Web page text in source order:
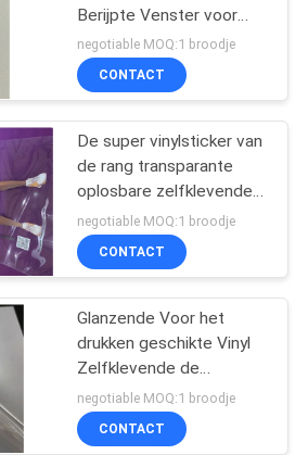
81
Berijpte Venster voor
Bureaudecoratie
negotiable MOQ:1 broodje
CONTACT
De super vinylsticker van
de rang transparante
oplosbare zelfklevende
digitale druk voor UVdruk
op glas
negotiable MOQ:1 broodje
CONTACT
Glanzende Voor het
drukken geschikte Vinyl
Zelfklevende de
Omslagsticker van de
Transparents120g
Voering
negotiable MOQ:1 broodje
CONTACT